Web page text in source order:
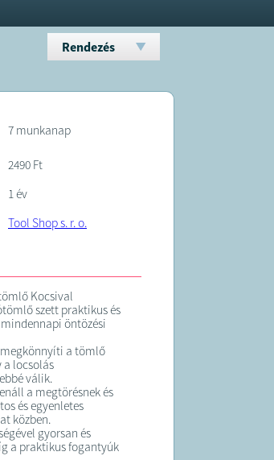
Rendezés
7 munkanap
2490 Ft
1 év
Tool Shop s. r. o.
Kocsival
szett praktikus és
öntözési
a tömlő
a locsolás
válik.
a megtörésnek és
és egyenletes
közben.
gyorsan és
a praktikus fogantyúk